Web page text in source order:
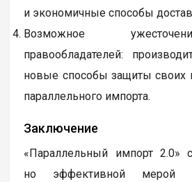
и экономичные способы
Возможное
правообладателей:
новые способы защиты своих
параллельного импорта.
Заключение
«Параллельный импорт 2.0»
но эффективной мерой